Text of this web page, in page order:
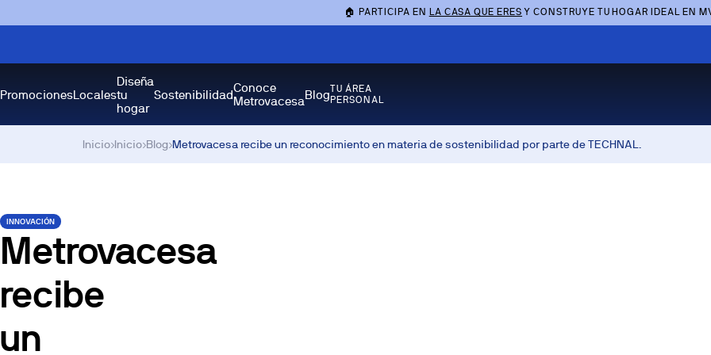
🏠 PARTICIPA EN LA CASA QUE ERES Y CONSTRUYE TU HOGAR IDEAL EN
PromocionesLocales
Diseña
tu
hogar
SostenibilidadConoce
MetrovacesaBlogTU ÁREA
PERSONAL
Inicio›Inicio›Blog›Metrovacesa recibe un reconocimiento en materia de sostenibilidad por parte de TECHNAL.
INNOVACIÓN
Metrovacesa
recibe
un